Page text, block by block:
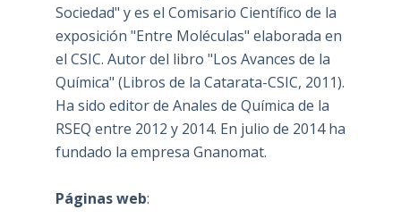
Sociedad" y es el Comisario Científico de la
exposición "Entre Moléculas" elaborada en
el CSIC. Autor del libro "Los Avances de la
Química" (Libros de la Catarata-CSIC, 2011).
Ha sido editor de Anales de Química de la
RSEQ entre 2012 y 2014. En julio de 2014 ha
fundado la empresa Gnanomat.
Páginas web: